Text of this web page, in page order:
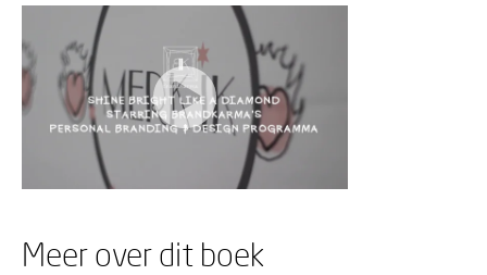
Meer over dit boek